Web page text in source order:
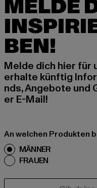
MELDE
BEN!
Melde dich hier für
erhalte künftig
nds, Angebote und
er E-Mail!
An welchen Produkten
MÄNNER
FRAUEN